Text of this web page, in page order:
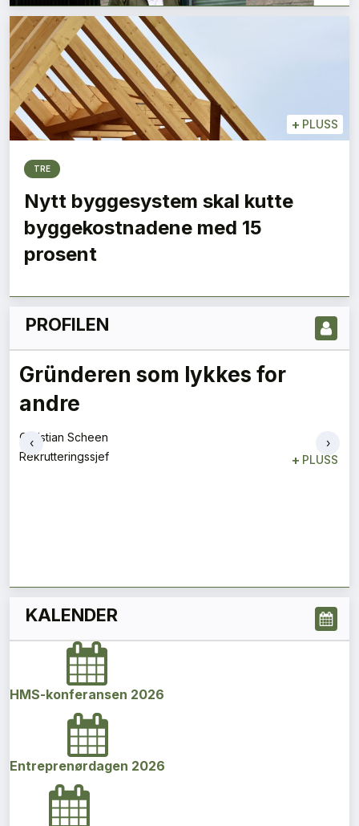
LES NYESTE UTGIVELSE HER
+ PLUSS
TRE
Nytt byggesystem skal kutte
byggekostnadene med 15
prosent
PROFILEN
+ PLUSS
Gründeren som lykkes for
andre
Christian Scheen
Rekrutteringssjef
‹ ›
KALENDER
HMS-konferansen 2026
Entreprenørdagen 2026